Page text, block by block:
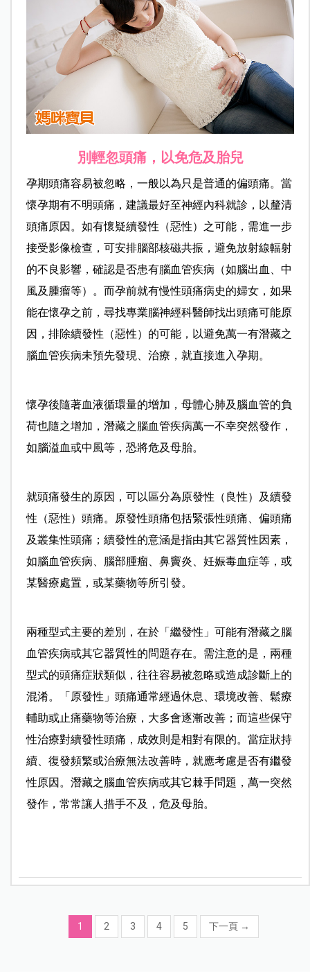
別輕忽頭痛，以免危及胎兒
孕期頭痛容易被忽略，一般以為只是普通的偏頭痛。當
懷孕期有不明頭痛，建議最好至神經內科就診，以釐清
頭痛原因。如有懷疑續發性（惡性）之可能，需進一步
接受影像檢查，可安排腦部核磁共振，避免放射線輻射
的不良影響，確認是否患有腦血管疾病（如腦出血、中
風及腫瘤等）。而孕前就有慢性頭痛病史的婦女，如果
能在懷孕之前，尋找專業腦神經科醫師找出頭痛可能原
因，排除續發性（惡性）的可能，以避免萬一有潛藏之
腦血管疾病未預先發現、治療，就直接進入孕期。
懷孕後隨著血液循環量的增加，母體心肺及腦血管的負
荷也隨之增加，潛藏之腦血管疾病萬一不幸突然發作，
如腦溢血或中風等，恐將危及母胎。
就頭痛發生的原因，可以區分為原發性（良性）及續發
性（惡性）頭痛。原發性頭痛包括緊張性頭痛、偏頭痛
及叢集性頭痛；續發性的意涵是指由其它器質性因素，
如腦血管疾病、腦部腫瘤、鼻竇炎、妊娠毒血症等，或
某醫療處置，或某藥物等所引發。
兩種型式主要的差別，在於「繼發性」可能有潛藏之腦
血管疾病或其它器質性的問題存在。需注意的是，兩種
型式的頭痛症狀類似，往往容易被忽略或造成診斷上的
混淆。「原發性」頭痛通常經過休息、環境改善、鬆療
輔助或止痛藥物等治療，大多會逐漸改善；而這些保守
性治療對續發性頭痛，成效則是相對有限的。當症狀持
續、復發頻繁或治療無法改善時，就應考慮是否有繼發
性原因。潛藏之腦血管疾病或其它棘手問題，萬一突然
發作，常常讓人措手不及，危及母胎。
1 2 3 4 5 下一頁 →